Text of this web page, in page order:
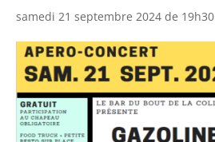
samedi 21 septembre 2024 de 19h30